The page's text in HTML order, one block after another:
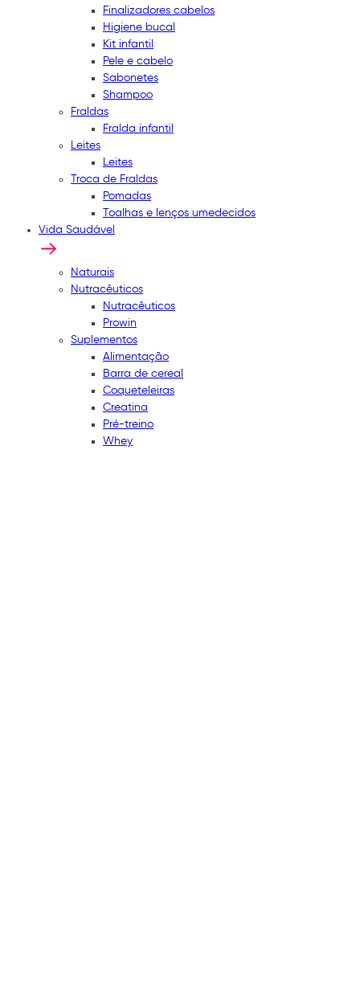
Finalizadores cabelos
Higiene bucal
Kit infantil
Pele e cabelo
Sabonetes
Shampoo
Fraldas
Fralda infantil
Leites
Leites
Troca de Fraldas
Pomadas
Toalhas e lenços umedecidos
Vida Saudável
Naturais
Nutracêuticos
Nutracêuticos
Prowin
Suplementos
Alimentação
Barra de cereal
Coqueteleiras
Creatina
Pré-treino
Whey